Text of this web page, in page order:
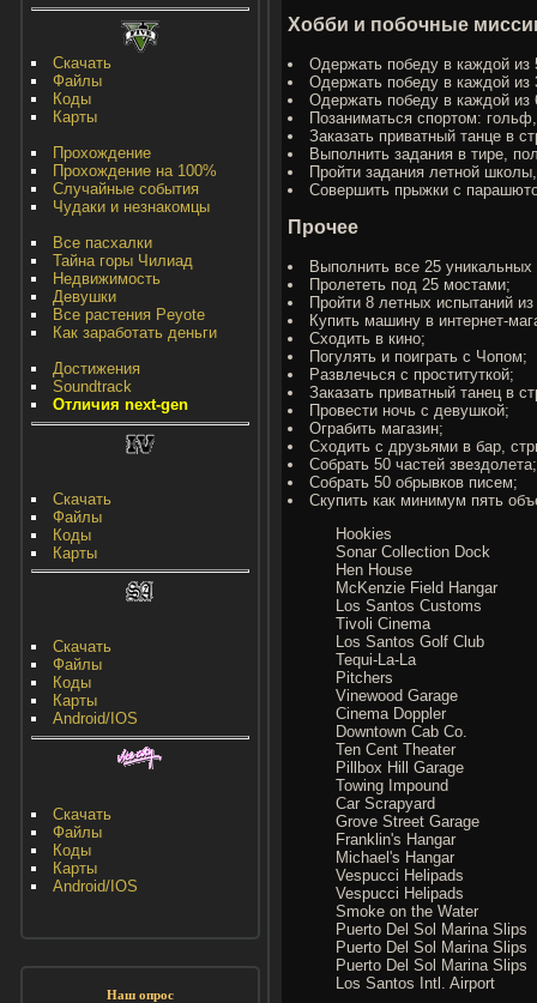
Скачать
Файлы
Коды
Карты
Прохождение
Прохождение на 100%
Случайные события
Чудаки и незнакомцы
Все пасхалки
Тайна горы Чилиад
Недвижимость
Девушки
Все растения Peyote
Как заработать деньги
Достижения
Soundtrack
Отличия next-gen
Скачать
Файлы
Коды
Карты
Скачать
Файлы
Коды
Карты
Android/IOS
Скачать
Файлы
Коды
Карты
Android/IOS
Наш опрос
Хобби и побочные
Одержать победу в каждой из
Одержать победу в каждой из
Одержать победу в каждой из
Позаниматься спортом:
Заказать приватный танце в
Выполнить задания в тире,
Пройти задания летной
Совершить прыжки с
Прочее
Выполнить все 25
Пролететь под 25 мостами;
Пройти 8 летных испытаний из
Купить машину в интернет-
Сходить в кино;
Погулять и поиграть с Чопом;
Развлечься с проституткой;
Заказать приватный танец в
Провести ночь с девушкой;
Ограбить магазин;
Сходить с друзьями в бар,
Собрать 50 частей звездолета;
Собрать 50 обрывков писем;
Скупить как минимум пять
Hookies
Sonar Collection Dock
Hen House
McKenzie Field Hangar
Los Santos Customs
Tivoli Cinema
Los Santos Golf Club
Tequi-La-La
Pitchers
Vinewood Garage
Cinema Doppler
Downtown Cab Co.
Ten Cent Theater
Pillbox Hill Garage
Towing Impound
Car Scrapyard
Grove Street Garage
Franklin's Hangar
Michael's Hangar
Vespucci Helipads
Vespucci Helipads
Smoke on the Water
Puerto Del Sol Marina Slips
Puerto Del Sol Marina Slips
Puerto Del Sol Marina Slips
Los Santos Intl. Airport